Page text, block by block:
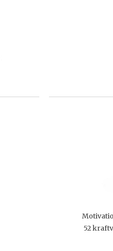
52